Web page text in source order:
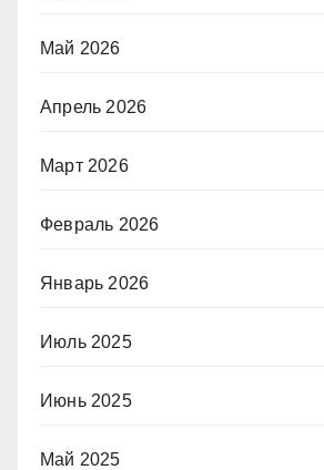
Май 2026
Апрель 2026
Март 2026
Февраль 2026
Январь 2026
Июль 2025
Июнь 2025
Май 2025